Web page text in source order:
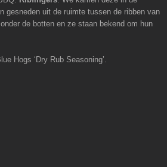
gesneden uit de ruimte tussen de ribben van
de botten en ze staan bekend om hun
Hogs ‘Dry Rub Seasoning’.